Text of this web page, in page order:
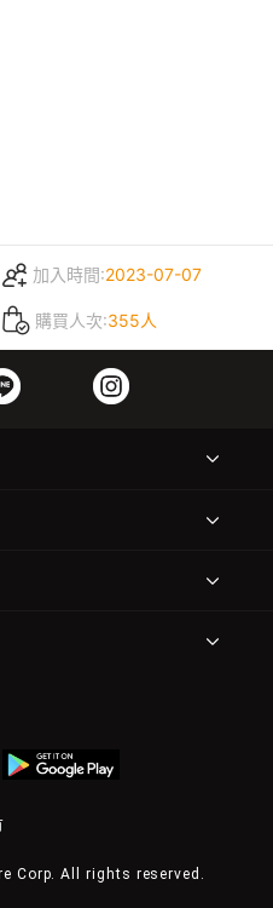
加入時間:2023-07-07
購買人次:355人
Corp. All rights reserved.